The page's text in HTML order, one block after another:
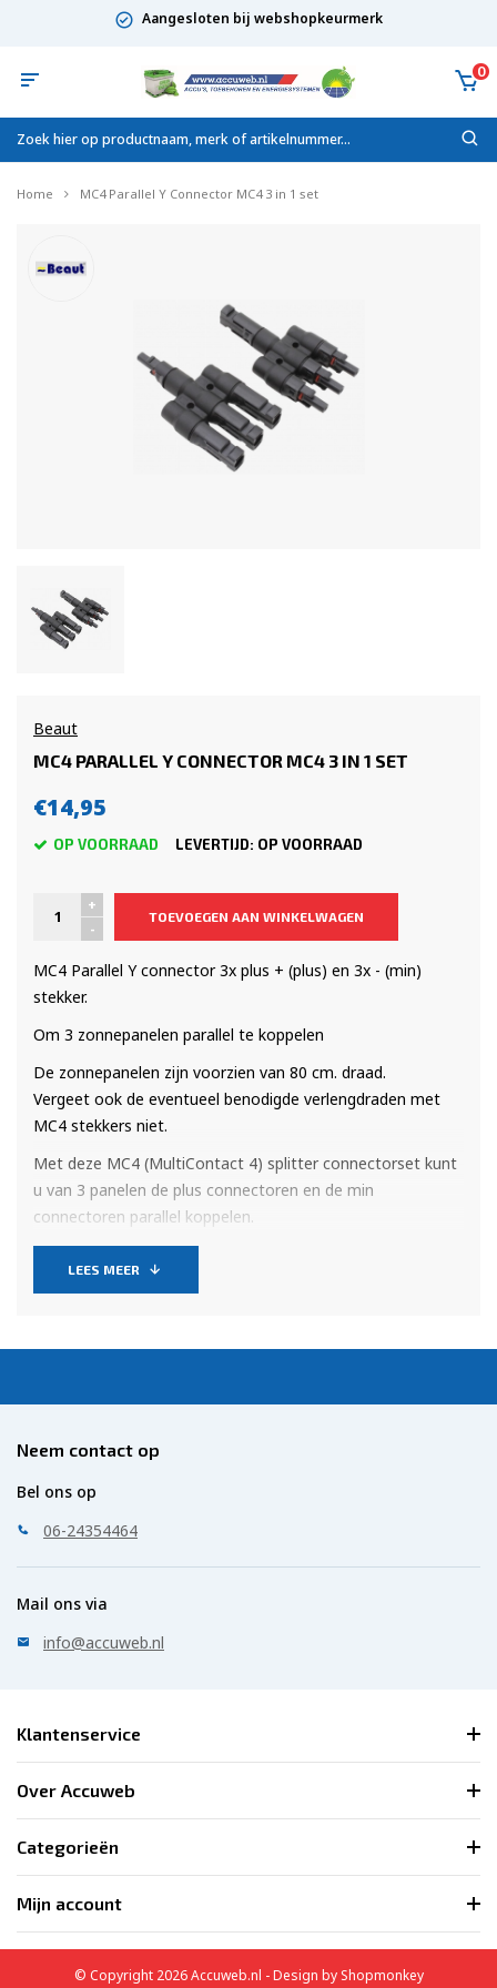
Aangesloten bij webshopkeurmerk
0
Home MC4 Parallel Y Connector MC4 3 in 1 set
Beaut
MC4 PARALLEL Y CONNECTOR MC4 3 IN 1 SET
€14,95
OP VOORRAAD LEVERTIJD: OP VOORRAAD
+
-
TOEVOEGEN AAN WINKELWAGEN
MC4 Parallel Y connector 3x plus + (plus) en 3x - (min)
stekker.
Om 3 zonnepanelen parallel te koppelen
De zonnepanelen zijn voorzien van 80 cm. draad.
Vergeet ook de eventueel benodigde verlengdraden met
MC4 stekkers niet.
Met deze MC4 (MultiContact 4) splitter connectorset kunt
u van 3 panelen de plus connectoren en de min
connectoren parallel koppelen.
Noodzakelijk wanneer u 3 of meer zonnepanelen parallel
wilt aansluiten om 12 Volt te behouden.
LEES MEER
Neem contact op
Bel ons op
06-24354464
Mail ons via
info@accuweb.nl
Klantenservice
Over Accuweb
Categorieën
Mijn account
© Copyright 2026 Accuweb.nl - Design by Shopmonkey